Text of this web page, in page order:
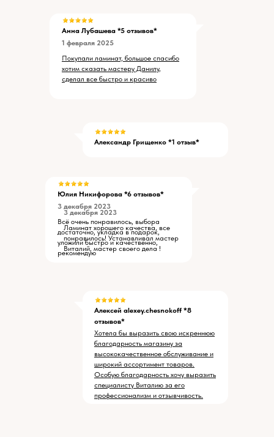
Анна Лубашева *5 отзывов*
1 февраля 2025
Покупали ламинат, большое спасибо
хотим сказать мастеру Данилу,
сделал все быстро и красиво
Юлия Никифорова *6 отзывов*
3 декабря 2023
Всё очень понравилось, выбора
достаточно, укладка в подарок,
уложили быстро и качественно,
рекомендую
Александр Грищенко *1 отзыв*
Ламинат хорошего качества, все
понравилось! Устанавливал мастер
Виталий, мастер своего дела !
3 декабря 2023
Алексей alexey.chesnokoff *8
отзывов*
Хотела бы выразить свою искреннюю
благодарность магазину за
высококачественное обслуживание и
широкий ассортимент товаров.
Особую благодарность хочу выразить
специалисту Виталию за его
профессионализм и отзывчивость.